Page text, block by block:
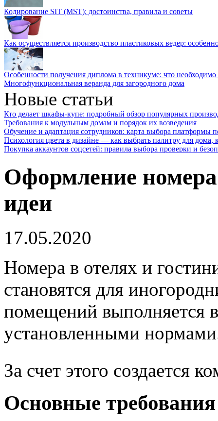
Кодирование SIT (MST): достоинства, правила и советы
Как осуществляется производство пластиковых ведер:
Особенности получения диплома в техникуме: что необходимо
Многофункциональная веранда для загородного дома
Новые статьи
Кто делает шкафы-купе: подробный обзор популярных
Требования к модульным домам и порядок их возведения
Обучение и адаптация сотрудников: карта выбора платформы
Психология цвета в дизайне — как выбрать палитру для дома,
Покупка аккаунтов соцсетей: правила выбора проверки и
Оформление номера
идеи
17.05.2020
Номера в отелях и
становятся для
помещений выполняется
установленными
За счет этого создается
Основные требования